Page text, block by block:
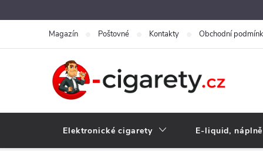
na
Magazín Poštovné Kontakty Obchodní
Elektronické cigarety E-liquid, náplně